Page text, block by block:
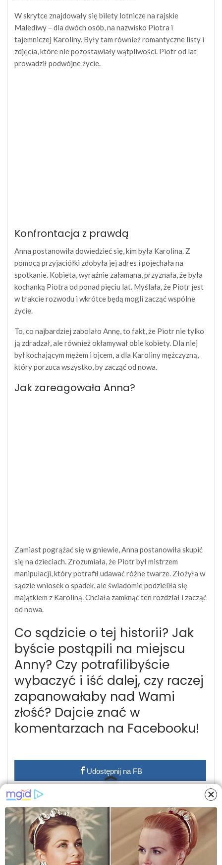
W skrytce znajdowały się bilety lotnicze na rajskie
Malediwy – dla dwóch osób, na nazwisko Piotra i
tajemniczej Karoliny. Były tam również romantyczne listy i
zdjęcia, które nie pozostawiały wątpliwości. Piotr od lat
prowadził podwójne życie.
Konfrontacja z prawdą
Anna postanowiła dowiedzieć się, kim była Karolina. Z
pomocą przyjaciółki zdobyła jej adres i pojechała na
spotkanie. Kobieta, wyraźnie załamana, przyznała, że była
kochanką Piotra od ponad pięciu lat. Myślała, że Piotr jest
w trakcie rozwodu i wkrótce będą mogli zacząć wspólne
życie.
To, co najbardziej zabolało Annę, to fakt, że Piotr nie tylko
ją zdradzał, ale również okłamywał obie kobiety. Dla niej
był kochającym mężem i ojcem, a dla Karoliny mężczyzną,
który porzuca wszystko, by zacząć od nowa.
Jak zareagowała Anna?
Zamiast pogrążać się w gniewie, Anna postanowiła skupić
się na dzieciach. Zrozumiała, że Piotr był mistrzem
manipulacji, który potrafił udawać różne twarze. Złożyła w
sądzie wniosek o spadek, ale świadomie podzieliła się
majątkiem z Karoliną. Chciała zamknąć ten rozdział i zacząć
od nowa.
Co sądzicie o tej historii? Jak
byście postąpili na miejscu
Anny? Czy potrafilibyście
wybaczyć i iść dalej, czy raczej
zapanowałaby nad Wami
złość? Dajcie znać w
komentarzach na Facebooku!
Udostępnij na FB
NAJBARDZIEJ POPULARNE!